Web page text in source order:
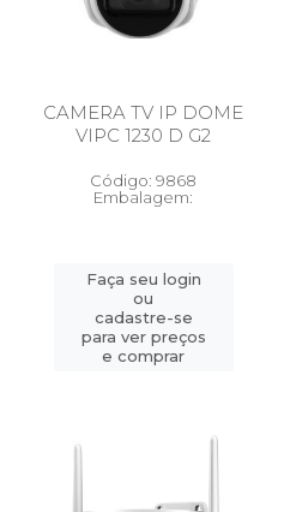
CAMERA TV IP DOME
VIPC 1230 D G2
Código: 9868
Embalagem:
Faça seu login
ou
cadastre-se
para ver preços
e comprar